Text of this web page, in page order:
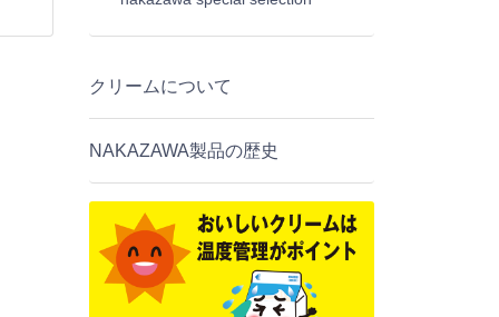
クリームについて
NAKAZAWA製品の歴史